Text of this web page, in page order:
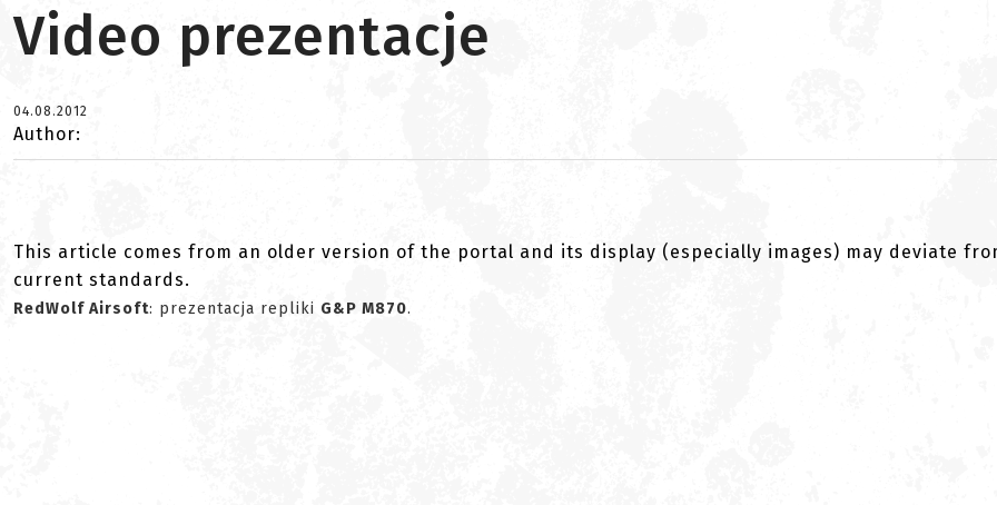
Video prezentacje
04.08.2012
Author:
This article comes from an older version of the portal and its display (especially images) may deviate
current standards.
RedWolf Airsoft: prezentacja repliki G&P M870.